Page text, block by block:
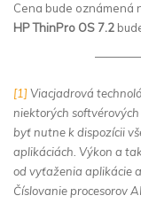
Cena bude oznámená
HP ThinPro OS 7.2
[1]Viacjadrová
niektorých
byť nutne k dispozícii
aplikáciách. Výkon a
od vyťaženia aplikácie
Číslovanie procesorov